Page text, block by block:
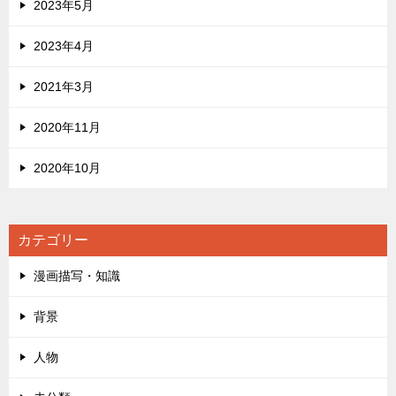
2023年5月
2023年4月
2021年3月
2020年11月
2020年10月
カテゴリー
漫画描写・知識
背景
人物